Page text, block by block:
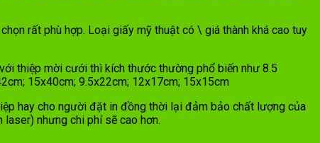
rất phù hợp. Loại giấy mỹ thuật có \ giá thành khá cao tuy
thiệp mời cưới thì kích thước thường phổ biến như 8.5
15x40cm; 9.5x22cm; 12x17cm; 15x15cm
hay cho người đặt in đồng thời lại đảm bảo chất lượng của
nhưng chi phí sẽ cao hơn.